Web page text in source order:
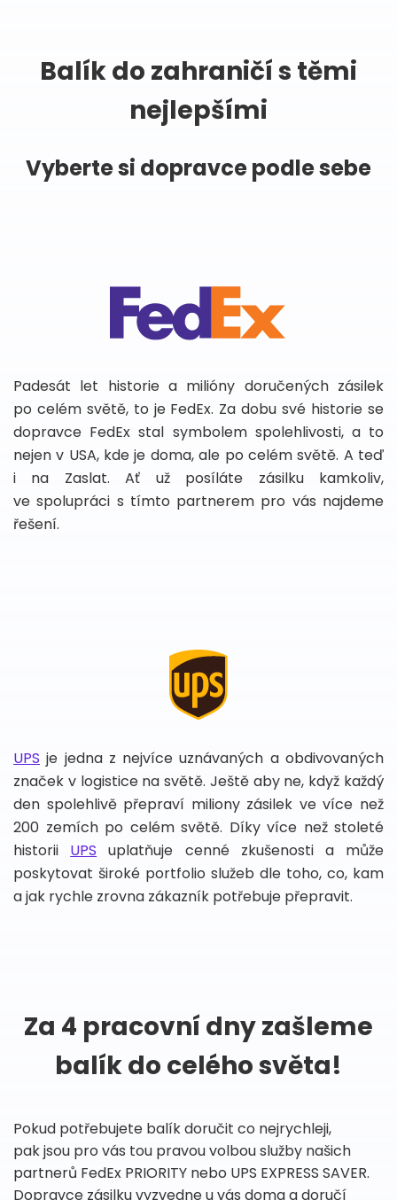
Balík do zahraničí s těmi
nejlepšími
Vyberte si dopravce podle sebe
Padesát let historie a milióny doručených zásilek
po celém světě, to je FedEx. Za dobu své historie se
dopravce FedEx stal symbolem spolehlivosti, a to
nejen v USA, kde je doma, ale po celém světě. A teď
i na Zaslat. Ať už posíláte zásilku kamkoliv,
ve spolupráci s tímto partnerem pro vás najdeme
řešení.
UPS je jedna z nejvíce uznávaných a obdivovaných
značek v logistice na světě. Ještě aby ne, když každý
den spolehlivě přepraví miliony zásilek ve více než
200 zemích po celém světě. Díky více než stoleté
historii UPS uplatňuje cenné zkušenosti a může
poskytovat široké portfolio služeb dle toho, co, kam
a jak rychle zrovna zákazník potřebuje přepravit.
Za 4 pracovní dny zašleme
balík do celého světa!
Pokud potřebujete balík doručit co nejrychleji,
pak jsou pro vás tou pravou volbou služby našich
partnerů FedEx PRIORITY nebo UPS EXPRESS SAVER.
Dopravce zásilku vyzvedne u vás doma a doručí